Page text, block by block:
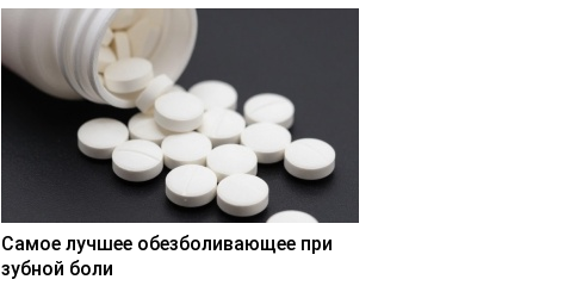
Самое лучшее обезболивающее при
зубной боли